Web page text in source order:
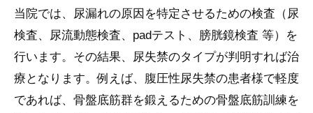
当院では、尿漏れの原因を特定させるための検査（尿
検査、尿流動態検査、padテスト、膀胱鏡検査 等）を
行います。その結果、尿失禁のタイプが判明すれば治
療となります。例えば、腹圧性尿失禁の患者様で軽度
であれば、骨盤底筋群を鍛えるための骨盤底筋訓練を